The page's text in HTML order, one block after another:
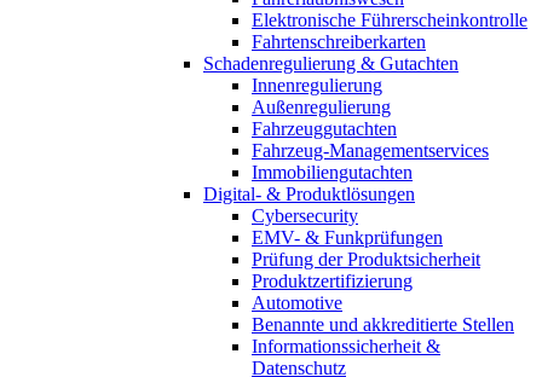
Elektronische Führerscheinkontrolle
Fahrtenschreiberkarten
Schadenregulierung & Gutachten
Innenregulierung
Außenregulierung
Fahrzeuggutachten
Fahrzeug-Managementservices
Immobiliengutachten
Digital- & Produktlösungen
Cybersecurity
EMV- & Funkprüfungen
Prüfung der Produktsicherheit
Produktzertifizierung
Automotive
Benannte und akkreditierte Stellen
Informationssicherheit &
Datenschutz